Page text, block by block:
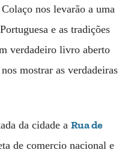
nos levarão a uma
e as tradições
verdadeiro livro aberto
mostrar as verdadeiras
da cidade a Rua de
de comercio nacional e